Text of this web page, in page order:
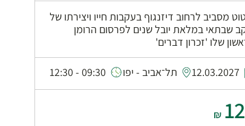
מסביב לרחוב דיזנגוף בעקבות חייו ויצירתו של
שבתאי במלאת יובל שנים לפרסום הרומן
שלו 'זכרון דברים'
12.03.2027 תל־אביב - יפו 09:30 - 12:30
₪